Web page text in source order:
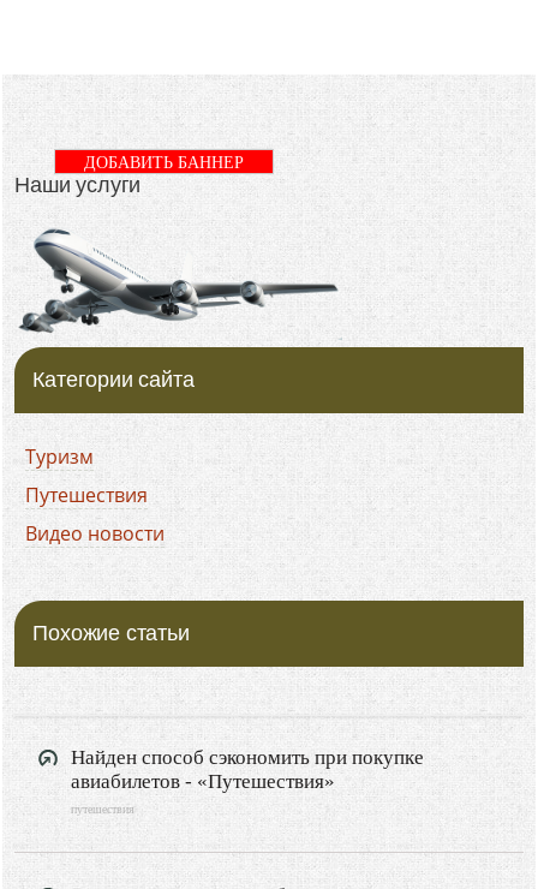
Наши услуги
ДОБАВИТЬ БАННЕР
Категории сайта
Туризм
Путешествия
Видео новости
Похожие статьи
Найден способ сэкономить при покупке
авиабилетов - «Путешествия»
путешествия